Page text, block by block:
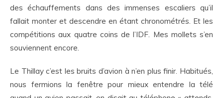
des échauffements dans des immenses escaliers qu’il
fallait monter et descendre en étant chronométrés. Et les
compétitions aux quatre coins de l’IDF. Mes mollets s’en
souviennent encore.
Le Thillay c’est les bruits d’avion à n’en plus finir. Habitués,
nous fermions la fenêtre pour mieux entendre la télé